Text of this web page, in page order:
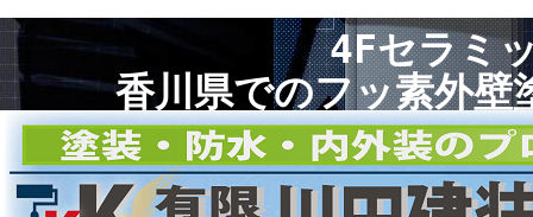
4Fセラミ
香川県でのフッ素外壁